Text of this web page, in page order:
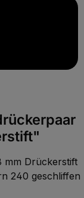
mm Drückerstift
240 geschliffen